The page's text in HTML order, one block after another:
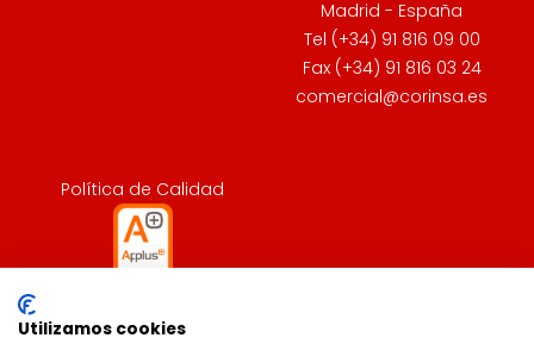
Madrid - España
Tel (+34) 91 816 09 00
Fax (+34) 91 816 03 24
comercial@corinsa.es
Política de Calidad
Utilizamos cookies